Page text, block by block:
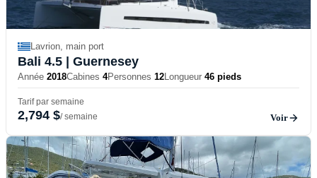
Lavrion, main port
Bali 4.5 | Guernesey
Année 2018Cabines 4Personnes 12Longueur 46 pieds
Tarif par semaine
2,794 $/ semaine Voir